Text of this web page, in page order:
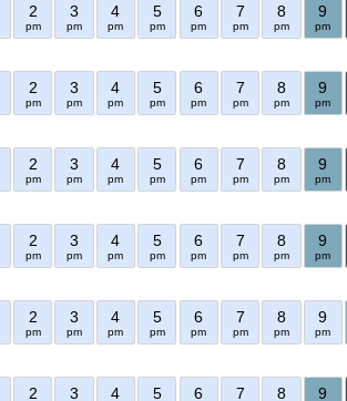
2
pm
3
pm
4
pm
5
pm
6
pm
7
pm
8
pm
9
pm
2
pm
3
pm
4
pm
5
pm
6
pm
7
pm
8
pm
9
pm
2
pm
3
pm
4
pm
5
pm
6
pm
7
pm
8
pm
9
pm
2
pm
3
pm
4
pm
5
pm
6
pm
7
pm
8
pm
9
pm
2
pm
3
pm
4
pm
5
pm
6
pm
7
pm
8
pm
9
pm
2 3 4 5 6 7 8 9